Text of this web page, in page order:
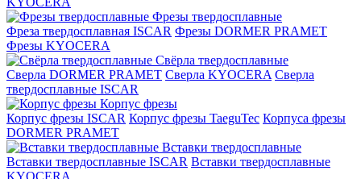
Фрезы твердосплавные
Фреза твердосплавная ISCAR Фрезы DORMER PRAMET
Фрезы KYOCERA
Свёрла твердосплавные
Сверла DORMER PRAMET Сверла KYOCERA Сверла
твердосплавные ISCAR
Корпус фрезы
Корпус фрезы ISCAR Корпус фрезы TaeguTec Корпуса фрезы
DORMER PRAMET
Вставки твердосплавные
Вставки твердосплавные ISCAR Вставки твердосплавные